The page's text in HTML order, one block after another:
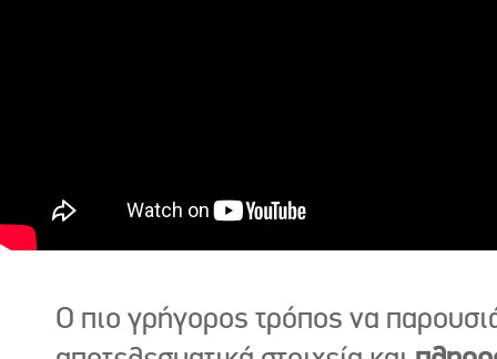
Ο πιο γρήγορος τρόπος να